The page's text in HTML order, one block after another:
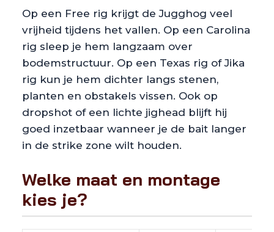
Op een Free rig krijgt de Jugghog veel
vrijheid tijdens het vallen. Op een Carolina
rig sleep je hem langzaam over
bodemstructuur. Op een Texas rig of Jika
rig kun je hem dichter langs stenen,
planten en obstakels vissen. Ook op
dropshot of een lichte jighead blijft hij
goed inzetbaar wanneer je de bait langer
in de strike zone wilt houden.
Welke maat en montage
kies je?